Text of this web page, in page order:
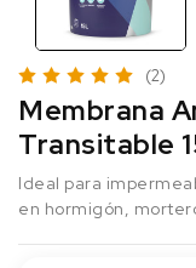
(2)
Membrana
Transitable
Ideal para
en hormigón,